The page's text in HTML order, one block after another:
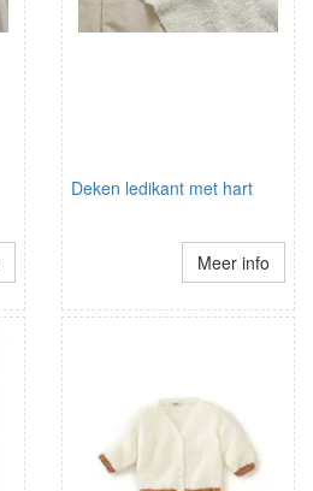
Deken ledikant met hart
Meer info